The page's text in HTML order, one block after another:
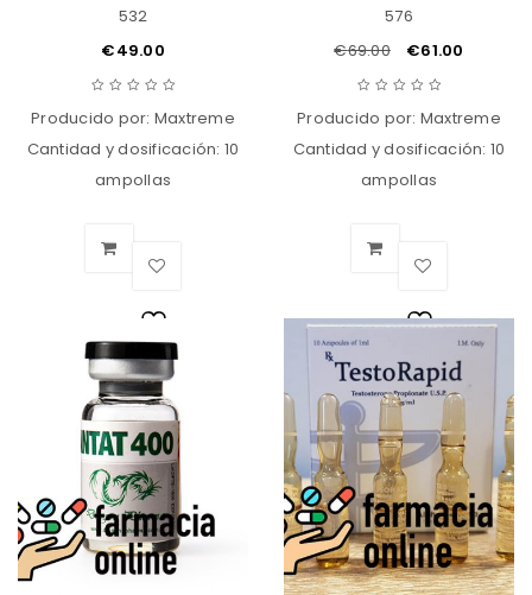
532
€49.00
Producido por: Maxtreme
Cantidad y dosificación: 10
ampollas
Lista
de
deseos
576
€69.00 €61.00
Producido por: Maxtreme
Cantidad y dosificación: 10
ampollas
Lista
de
deseos